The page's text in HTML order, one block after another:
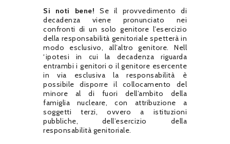
Si noti bene! Se il provvedimento di
decadenza viene pronunciato nei
confronti di un solo genitore l’esercizio
della responsabilità genitoriale spetterà in
modo esclusivo, all’altro genitore. Nell
‘ipotesi in cui la decadenza riguarda
entrambi i genitori o il genitore esercente
in via esclusiva la responsabilità è
possibile disporre il collocamento del
minore al di fuori dell’ambito della
famiglia nucleare, con attribuzione a
soggetti terzi, ovvero a istituzioni
pubbliche, dell’esercizio della
responsabilità genitoriale.